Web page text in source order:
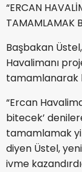
“ERCAN
TAMAMLAMAK
Başbakan
Havalimanı
tamamlanarak
“Ercan
bitecek’
tamamlamak
diyen Üstel,
ivme